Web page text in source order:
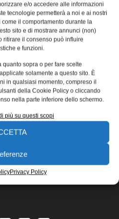
e/o accedere alle informazioni
tecnologie permetterà a noi e ai nostri
il comportamento durante la
sito e di mostrare annunci (non)
ritirare il consenso può influire
e funzioni.
sopra o per fare scelte
solamente a questo sito. È
in qualsiasi momento, compreso il
della Cookie Policy o cliccando
nella parte inferiore dello schermo.
più su questi scopi
Privacy Policy
offre ai clienti ampia libertà di
3D a 2 componenti: è
WEB